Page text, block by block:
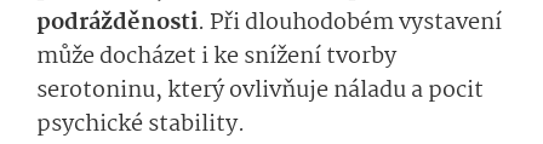
podrážděnosti. Při dlouhodobém vystavení
může docházet i ke snížení tvorby
serotoninu, který ovlivňuje náladu a pocit
psychické stability.